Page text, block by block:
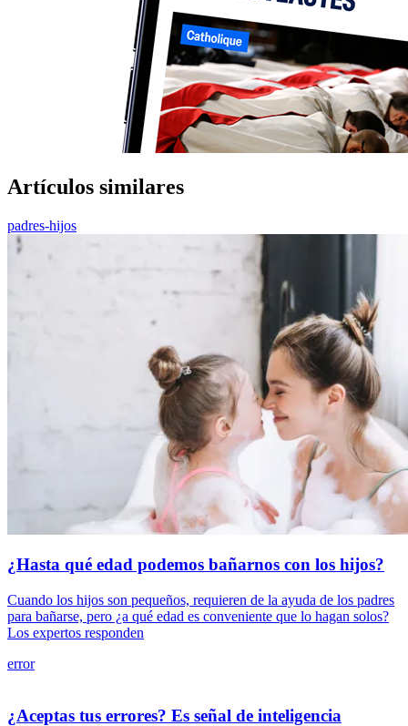
Artículos similares
padres-hijos
¿Hasta qué edad podemos bañarnos con los hijos?
Cuando los hijos son pequeños, requieren de la ayuda de los padres
para bañarse, pero ¿a qué edad es conveniente que lo hagan solos?
Los expertos responden
error
¿Aceptas tus errores? Es señal de inteligencia